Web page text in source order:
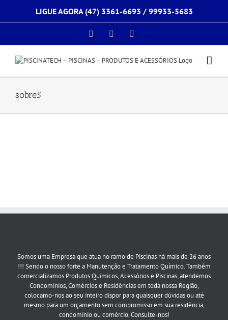
o
LIGUE AGORA (47) 3361-6693 / 99933-5683
FacebookInstagram
sobre5
Somos uma Empresa que atua no ramo de Piscinas há mais de 26 anos
!!! Sendo o nosso forte a Manutenção e Tratamento Químico. Também
comercializamos Produtos Químicos, Acessórios e Piscinas, atendemos
Condomínios, Comércios e Residências em toda nossa Região,
colocamo-nos ao seu inteiro dispor para quaisquer dúvidas ou até
mesmo para um orçamento sem compromisso em sua residência,
condomínio ou comércio. Consulte-nos!